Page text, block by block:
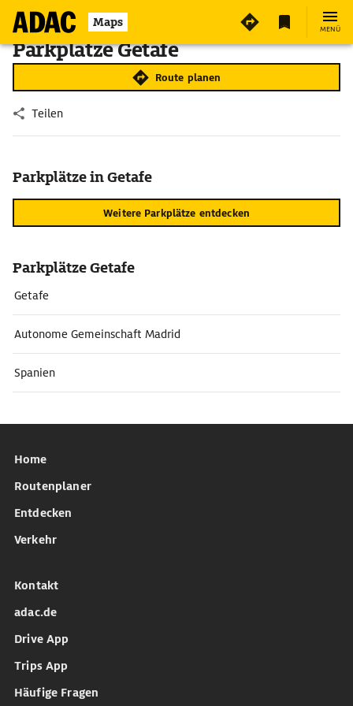
Maps MENÜ
Parkplätze Getafe
Route planen
Teilen
Parkplätze in Getafe
Weitere Parkplätze entdecken
Parkplätze Getafe
Getafe
Autonome Gemeinschaft Madrid
Spanien
Home
Routenplaner
Entdecken
Verkehr
Kontakt
adac.de
Drive App
Trips App
Häufige Fragen